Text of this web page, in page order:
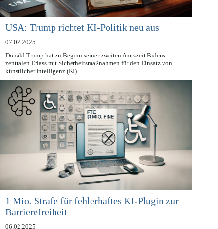
USA: Trump richtet KI-Politik neu aus
07.02.2025
Donald Trump hat zu Beginn seiner zweiten Amtszeit Bidens
zentralen Erlass mit Sicherheitsmaßnahmen für den Einsatz von
künstlicher Intelligenz (KI)…
1 Mio. Strafe für fehlerhaftes KI-Plugin zur
Barrierefreiheit